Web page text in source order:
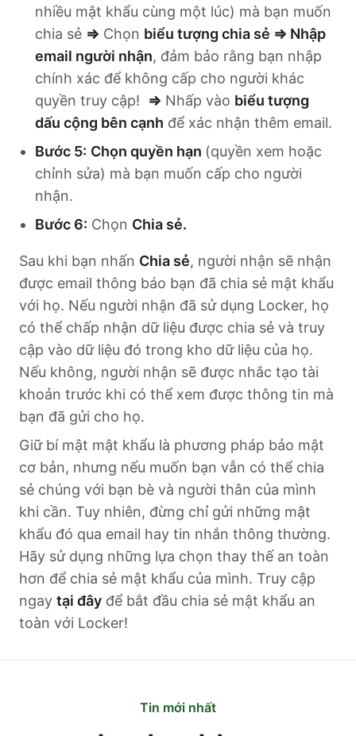
nhiều mật khẩu cùng một lúc) mà bạn muốn
chia sẻ ⇒ Chọn biểu tượng chia sẻ ⇒ Nhập
email người nhận, đảm bảo rằng bạn nhập
chính xác để không cấp cho người khác
quyền truy cập! ⇒ Nhấp vào biểu tượng
dấu cộng bên cạnh để xác nhận thêm email.
Bước 5: Chọn quyền hạn (quyền xem hoặc
chỉnh sửa) mà bạn muốn cấp cho người
nhận.
Bước 6: Chọn Chia sẻ.
Sau khi bạn nhấn Chia sẻ, người nhận sẽ nhận
được email thông báo bạn đã chia sẻ mật khẩu
với họ. Nếu người nhận đã sử dụng Locker, họ
có thể chấp nhận dữ liệu được chia sẻ và truy
cập vào dữ liệu đó trong kho dữ liệu của họ.
Nếu không, người nhận sẽ được nhắc tạo tài
khoản trước khi có thể xem được thông tin mà
bạn đã gửi cho họ.
Giữ bí mật mật khẩu là phương pháp bảo mật
cơ bản, nhưng nếu muốn bạn vẫn có thể chia
sẻ chúng với bạn bè và người thân của mình
khi cần. Tuy nhiên, đừng chỉ gửi những mật
khẩu đó qua email hay tin nhắn thông thường.
Hãy sử dụng những lựa chọn thay thế an toàn
hơn để chia sẻ mật khẩu của mình. Truy cập
ngay tại đây để bắt đầu chia sẻ mật khẩu an
toàn với Locker!
Tin mới nhất